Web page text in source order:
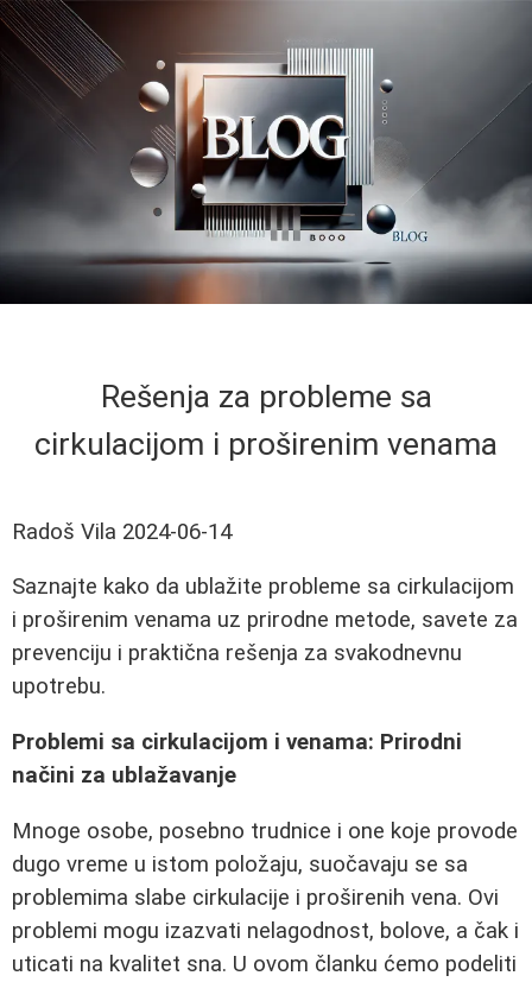
Rešenja za probleme sa
cirkulacijom i proširenim venama
Radoš Vila 2024-06-14
Saznajte kako da ublažite probleme sa cirkulacijom
i proširenim venama uz prirodne metode, savete za
prevenciju i praktična rešenja za svakodnevnu
upotrebu.
Problemi sa cirkulacijom i venama: Prirodni
načini za ublažavanje
Mnoge osobe, posebno trudnice i one koje provode
dugo vreme u istom položaju, suočavaju se sa
problemima slabe cirkulacije i proširenih vena. Ovi
problemi mogu izazvati nelagodnost, bolove, a čak i
uticati na kvalitet sna. U ovom članku ćemo podeliti